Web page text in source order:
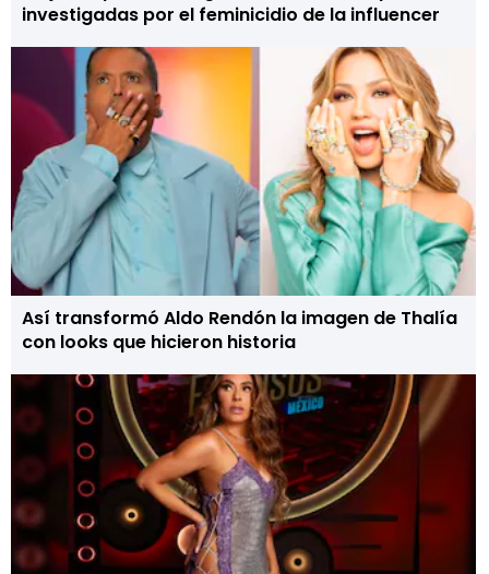
investigadas por el feminicidio de la influencer
Así transformó Aldo Rendón la imagen de Thalía
con looks que hicieron historia